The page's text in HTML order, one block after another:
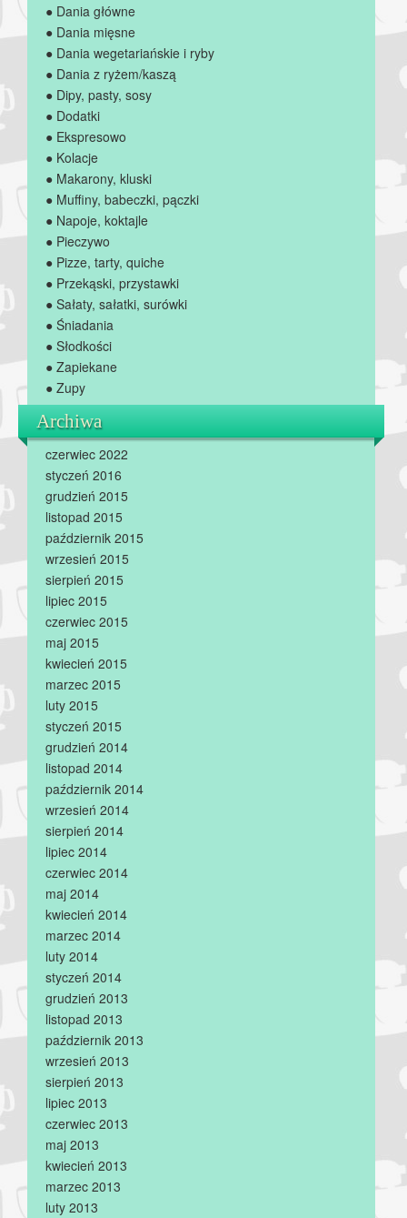
● Dania główne
● Dania mięsne
● Dania wegetariańskie i ryby
● Dania z ryżem/kaszą
● Dipy, pasty, sosy
● Dodatki
● Ekspresowo
● Kolacje
● Makarony, kluski
● Muffiny, babeczki, pączki
● Napoje, koktajle
● Pieczywo
● Pizze, tarty, quiche
● Przekąski, przystawki
● Sałaty, sałatki, surówki
● Śniadania
● Słodkości
● Zapiekane
● Zupy
Archiwa
czerwiec 2022
styczeń 2016
grudzień 2015
listopad 2015
październik 2015
wrzesień 2015
sierpień 2015
lipiec 2015
czerwiec 2015
maj 2015
kwiecień 2015
marzec 2015
luty 2015
styczeń 2015
grudzień 2014
listopad 2014
październik 2014
wrzesień 2014
sierpień 2014
lipiec 2014
czerwiec 2014
maj 2014
kwiecień 2014
marzec 2014
luty 2014
styczeń 2014
grudzień 2013
listopad 2013
październik 2013
wrzesień 2013
sierpień 2013
lipiec 2013
czerwiec 2013
maj 2013
kwiecień 2013
marzec 2013
luty 2013